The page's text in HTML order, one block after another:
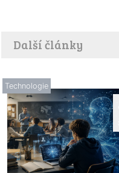
Další články
Technologie